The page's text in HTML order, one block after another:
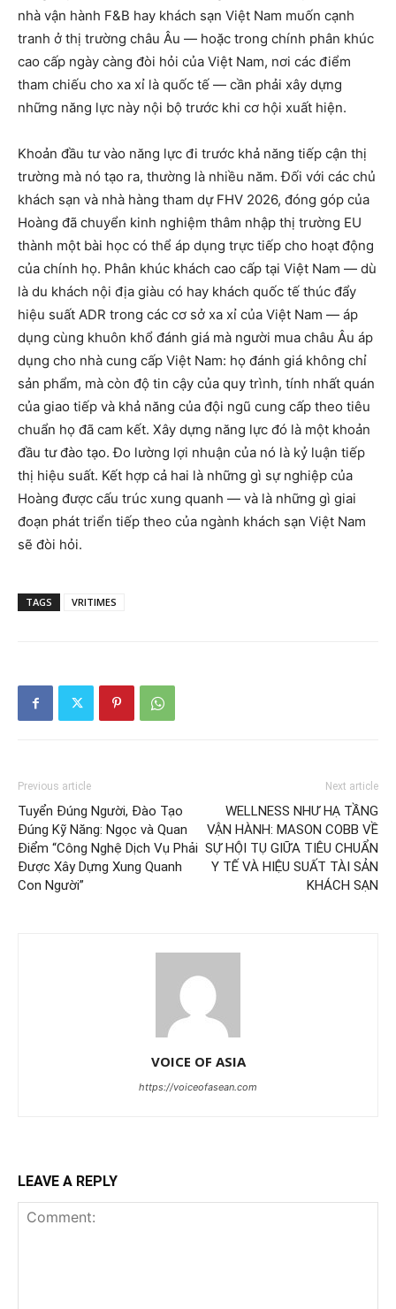
nhà vận hành F&B hay khách sạn Việt Nam muốn cạnh
tranh ở thị trường châu Âu — hoặc trong chính phân khúc
cao cấp ngày càng đòi hỏi của Việt Nam, nơi các điểm
tham chiếu cho xa xỉ là quốc tế — cần phải xây dựng
những năng lực này nội bộ trước khi cơ hội xuất hiện.
Khoản đầu tư vào năng lực đi trước khả năng tiếp cận thị
trường mà nó tạo ra, thường là nhiều năm. Đối với các chủ
khách sạn và nhà hàng tham dự FHV 2026, đóng góp của
Hoàng đã chuyển kinh nghiệm thâm nhập thị trường EU
thành một bài học có thể áp dụng trực tiếp cho hoạt động
của chính họ. Phân khúc khách cao cấp tại Việt Nam — dù
là du khách nội địa giàu có hay khách quốc tế thúc đẩy
hiệu suất ADR trong các cơ sở xa xỉ của Việt Nam — áp
dụng cùng khuôn khổ đánh giá mà người mua châu Âu áp
dụng cho nhà cung cấp Việt Nam: họ đánh giá không chỉ
sản phẩm, mà còn độ tin cậy của quy trình, tính nhất quán
của giao tiếp và khả năng của đội ngũ cung cấp theo tiêu
chuẩn họ đã cam kết. Xây dựng năng lực đó là một khoản
đầu tư đào tạo. Đo lường lợi nhuận của nó là kỷ luận tiếp
thị hiệu suất. Kết hợp cả hai là những gì sự nghiệp của
Hoàng được cấu trúc xung quanh — và là những gì giai
đoạn phát triển tiếp theo của ngành khách sạn Việt Nam
sẽ đòi hỏi.
TAGS VRITIMES
Previous article
Tuyển Đúng Người, Đào Tạo
Đúng Kỹ Năng: Ngọc và Quan
Điểm “Công Nghệ Dịch Vụ Phải
Được Xây Dựng Xung Quanh
Con Người”
Next article
WELLNESS NHƯ HẠ TẦNG
VẬN HÀNH: MASON COBB VỀ
SỰ HỘI TỤ GIỮA TIÊU CHUẨN
Y TẾ VÀ HIỆU SUẤT TÀI SẢN
KHÁCH SẠN
VOICE OF ASIA
https://voiceofasean.com
LEAVE A REPLY